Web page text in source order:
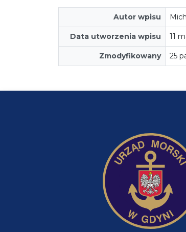
Autor wpisu
Data utworzenia wpisu 11
Zmodyfikowany 25